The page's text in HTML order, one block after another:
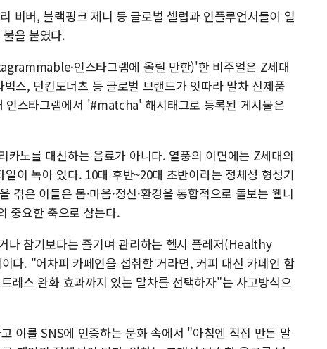
비버, 블랙핑크 제니 등 글로벌 셀럽과 인플루언서들이 일
을 붙였다.
인스타그램에 올릴 만한)'한 비주얼은 Z세대
스, 던킨도너츠 등 글로벌 브랜드가 잇따라 말차 신제품
인스타그램에서 '#matcha' 해시태그로 등록된 게시물은
카노를 대신하는 음료가 아니다. 열풍의 이면에는 Z세대의
일이 녹아 있다. 10대 후반~20대 초반이라는 정체성 형성기
겪은 이들은 몸·마음·정신·환경을 통합적으로 돌보는 웰니
중요한 축으로 삼는다.
나 참기보다는 즐기며 관리하는 헬시 플레저(Healthy
다. "어차피 카페인을 섭취할 거라면, 커피 대신 카페인 함
레스 완화 효과까지 있는 말차를 선택하자"는 사고방식으
이를 SNS에 인증하는 문화 속에서 "아침엔 직접 만든 말